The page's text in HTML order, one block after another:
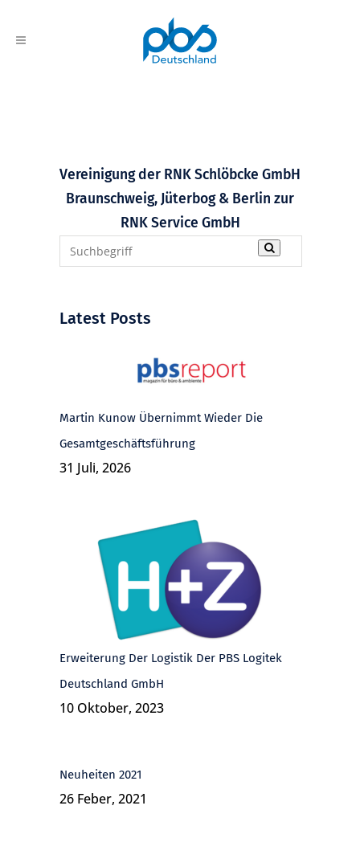
Vereinigung der RNK Schlöbcke GmbH
Braunschweig, Jüterbog & Berlin zur
RNK Service GmbH
Latest Posts
Martin Kunow Übernimmt Wieder Die
Gesamtgeschäftsführung
31 Juli, 2026
Erweiterung Der Logistik Der PBS Logitek
Deutschland GmbH
10 Oktober, 2023
Neuheiten 2021
26 Feber, 2021